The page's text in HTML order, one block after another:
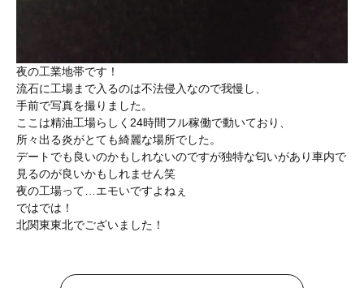
夜の工業地帯です！
流石に工場まで入るのは不法侵入なので我慢し、
手前で写真を撮りました。
ここは精油工場らしく24時間フル稼働で動いており、
所々出る炎がとても綺麗な場所でした。
デートでも良いのかもしれないのですが独特な匂いがあり車内で
見るのが良いかもしれません笑
夜の工場って…エモいですよねぇ
ではでは！
北関東東北でございました！